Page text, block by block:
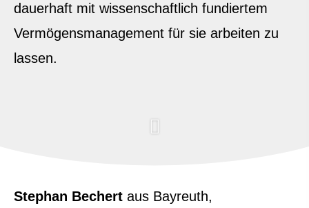
dauerhaft mit wissenschaftlich fundiertem
Vermögensmanagement für sie arbeiten zu
lassen.
Stephan Bechert aus Bayreuth,